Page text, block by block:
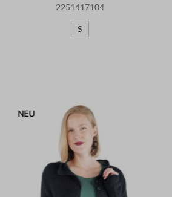
2251417104
S
NEU